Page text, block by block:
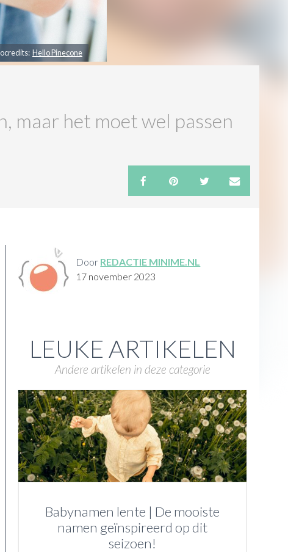
Hello Pinecone
maar het moet wel passen
Door REDACTIE MINIME.NL
17 november 2023
LEUKE ARTIKELEN
Andere artikelen in deze categorie
Babynamen lente | De mooiste
namen geïnspireerd op dit
seizoen!